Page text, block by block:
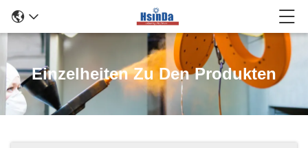
Einzelheiten Zu Den Produkten